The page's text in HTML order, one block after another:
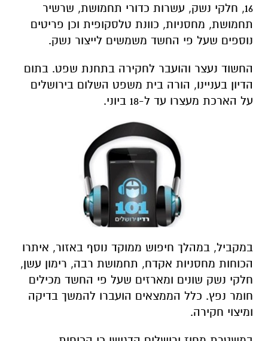
16, חלקי נשק, עשרות כדורי תחמושת, שרשיר
תחמושת, מחסניות, כוונת טלסקופית וכן פריטים
נוספים שעל פי החשד משמשים לייצור נשק.
החשוד נעצר והועבר לחקירה בתחנת שפט. בתום
הדיון בעניינו, הורה בית משפט השלום בירושלים
על הארכת מעצרו עד ל-18 ביוני.
במקביל, במהלך חיפוש ממוקד נוסף באזור, איתרו
הכוחות מחסניות אקדח, תחמושת רבה, רימון עשן,
חלקי נשק שונים ומארזים שעל פי החשד מכילים
חומר נפץ. כלל הממצאים הועברו להמשך בדיקה
ומיצוי חקירה.